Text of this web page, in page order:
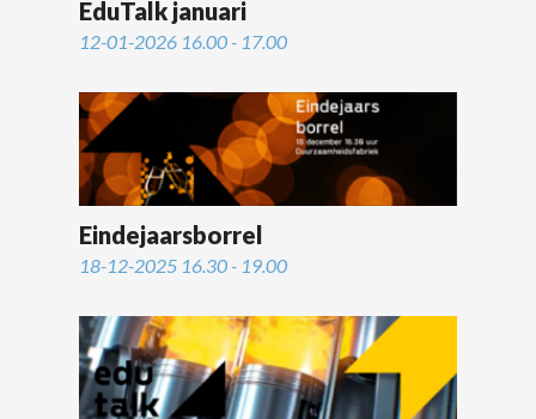
EduTalk januari
12-01-2026 16.00 - 17.00
Eindejaarsborrel
18-12-2025 16.30 - 19.00